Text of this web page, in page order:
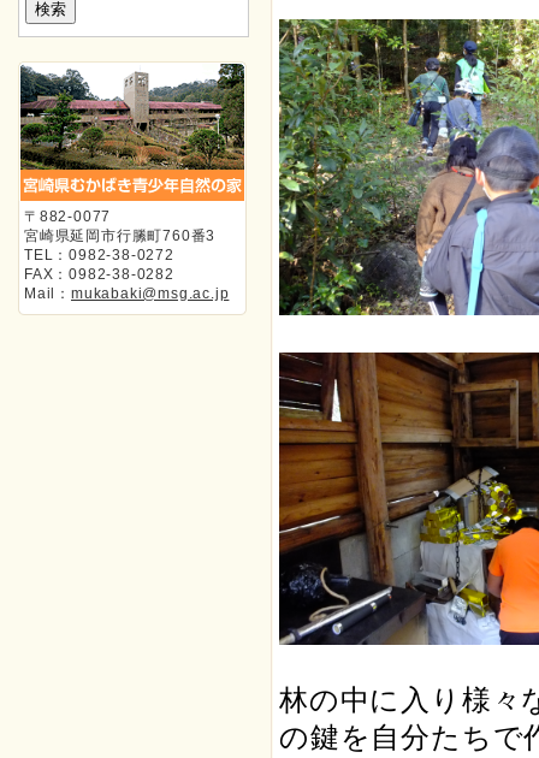
〒882-0077
宮崎県延岡市行縢町760番3
TEL：0982-38-0272
FAX：0982-38-0282
Mail： mukabaki@msg.ac.jp
林の中に入り様々
の鍵を自分たちで